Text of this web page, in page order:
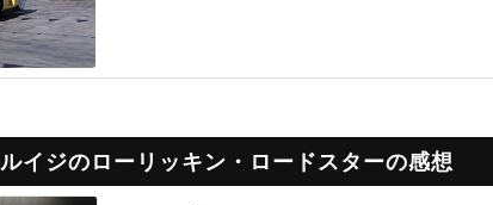
ルイジのローリッキン・ロードスターの感想